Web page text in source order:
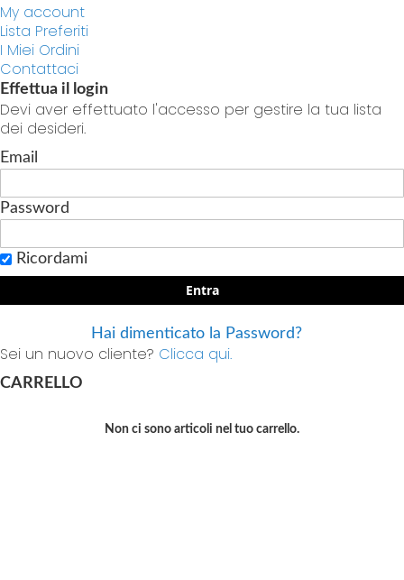
My account
Lista Preferiti
I Miei Ordini
Contattaci
Effettua il login
Devi aver effettuato l'accesso per gestire la tua lista
dei desideri.
Email
Password
Ricordami
Entra
Hai dimenticato la Password?
Sei un nuovo cliente? Clicca qui.
CARRELLO
Non ci sono articoli nel tuo carrello.